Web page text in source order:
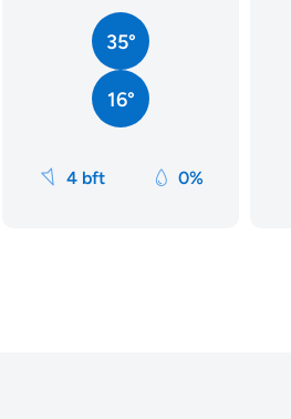
35°
16°
4 bft 0%